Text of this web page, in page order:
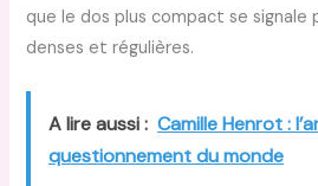
que le dos plus compact se signale
denses et régulières.
A lire aussi : Camille Henrot :
questionnement du monde